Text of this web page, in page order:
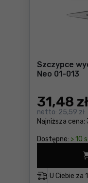
Szczypce
Neo 01-013
Najniższa cena:
31,48 zł
netto: 25,59 zł
Dostępne: > 10
U Ciebie za